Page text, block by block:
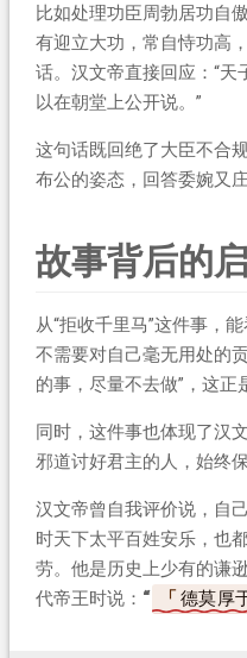
比如处理功臣周勃居功自
有迎立大功，常自恃功高
话。汉文帝直接回应：“
以在朝堂上公开说。”
这句话既回绝了大臣不合
布公的姿态，回答委婉又
故事背后的
从“拒收千里马”这件事，
不需要对自己毫无用处的
的事，尽量不去做”，这正
同时，这件事也体现了汉
邪道讨好君主的人，始终
汉文帝曾自我评价说，自
时天下太平百姓安乐，也
劳。他是历史上少有的谦
代帝王时说： “ 德莫厚